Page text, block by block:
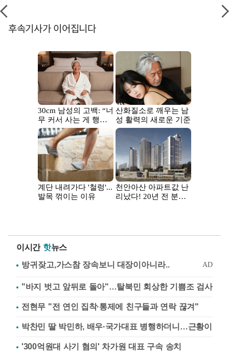
후속기사가 이어집니다
이시간 핫뉴스
"바지 벗고 앞뒤로 돌아"…탈북민 회상한 기쁨조 검사
전현무 "전 연인 집착·통제에 친구들과 연락 끊겨"
박찬민 딸 박민하, 배우·국가대표 병행하더니…근황이
'300억원대 사기 혐의' 차가원 대표 구속 송치